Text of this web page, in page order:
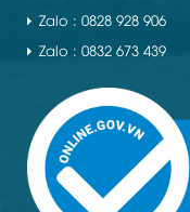
Zalo : 0828 928 906
Zalo : 0832 673 439